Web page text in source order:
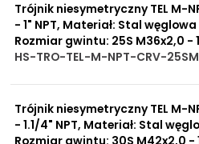
Trójnik niesymetryczny TEL M-
- 1" NPT, Materiał: Stal
Rozmiar gwintu: 25S M36x2,0 -
HS-TRO-TEL-M-NPT-CRV-
Trójnik niesymetryczny TEL M-
- 1.1/4" NPT, Materiał: Stal
Rozmiar gwintu: 30S M42x2,0 -